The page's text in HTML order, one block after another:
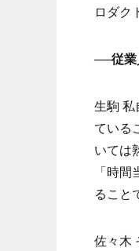
ロダク
──従業
生駒
ている
いては
「時
ること
佐々木